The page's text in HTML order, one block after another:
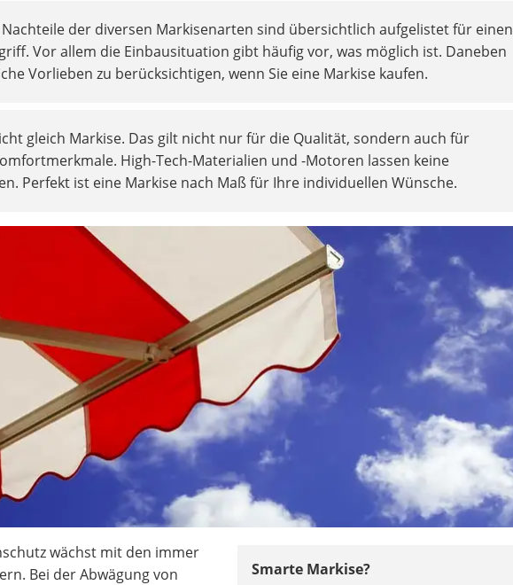
der diversen Markisenarten sind übersichtlich aufgelistet für einen
Vor allem die Einbausituation gibt häufig vor, was möglich ist. Daneben
Vorlieben zu berücksichtigen, wenn Sie eine Markise kaufen.
gleich Markise. Das gilt nicht nur für die Qualität, sondern auch für
High-Tech-Materialien und -Motoren lassen keine
Perfekt ist eine Markise nach Maß für Ihre individuellen Wünsche.
Smarte Markise?
wächst mit den immer
Bei der Abwägung von